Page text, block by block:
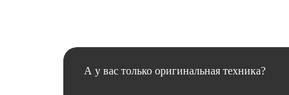
А у вас только оригинальная техника?